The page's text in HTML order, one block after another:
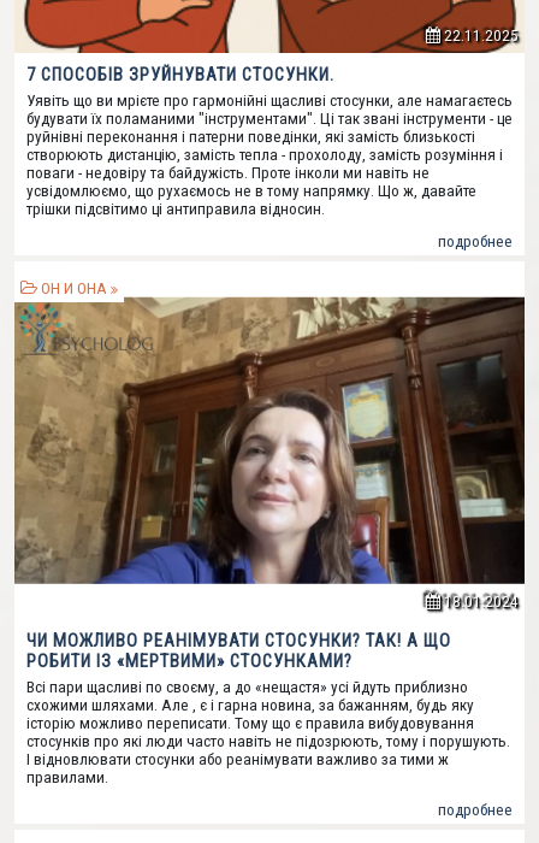
22.11.2025
7 СПОСОБІВ ЗРУЙНУВАТИ СТОСУНКИ.
Уявіть що ви мрієте про гармонійні щасливі стосунки, але намагаєтесь
будувати їх поламаними "інструментами". Ці так звані інструменти - це
руйнівні переконання і патерни поведінки, які замість близькості
створюють дистанцію, замість тепла - прохолоду, замість розуміння і
поваги - недовіру та байдужість. Проте інколи ми навіть не
усвідомлюємо, що рухаємось не в тому напрямку. Що ж, давайте
трішки підсвітимо ці антиправила відносин.
подробнее
ОН И ОНА
18.01.2024
ЧИ МОЖЛИВО РЕАНІМУВАТИ СТОСУНКИ? ТАК! А ЩО
РОБИТИ ІЗ «МЕРТВИМИ» СТОСУНКАМИ?
Всі пари щасливі по своєму, а до «нещастя» усі йдуть приблизно
схожими шляхами. Але , є і гарна новина, за бажанням, будь яку
історію можливо переписати. Тому що є правила вибудовування
стосунків про які люди часто навіть не підозрюють, тому і порушують.
І відновлювати стосунки або реанімувати важливо за тими ж
правилами.
подробнее